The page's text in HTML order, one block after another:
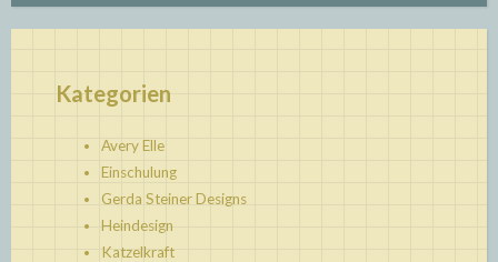
Kategorien
Avery Elle
Einschulung
Gerda Steiner Designs
Heindesign
Katzelkraft